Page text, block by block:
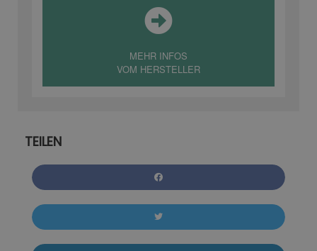
MEHR INFOS
VOM HERSTELLER
TEILEN